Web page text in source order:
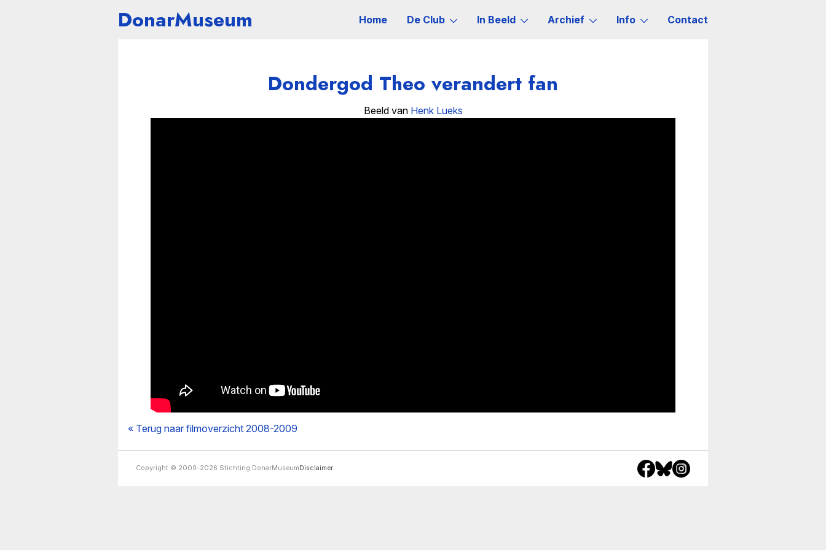
DonarMuseum Home De Club In Beeld Archief Info Contact
Dondergod Theo verandert fan
Beeld van Henk Lueks
« Terug naar filmoverzicht 2008-2009
Copyright © 2009-2026 Stichting DonarMuseum Disclaimer